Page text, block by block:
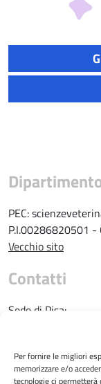
Per fornire le migliori
memorizzare e/o
tecnologie ci
PEC:
P.I.00286820501 -
Vecchio sito
Contatti
Sede di Pisa:
e-mail: